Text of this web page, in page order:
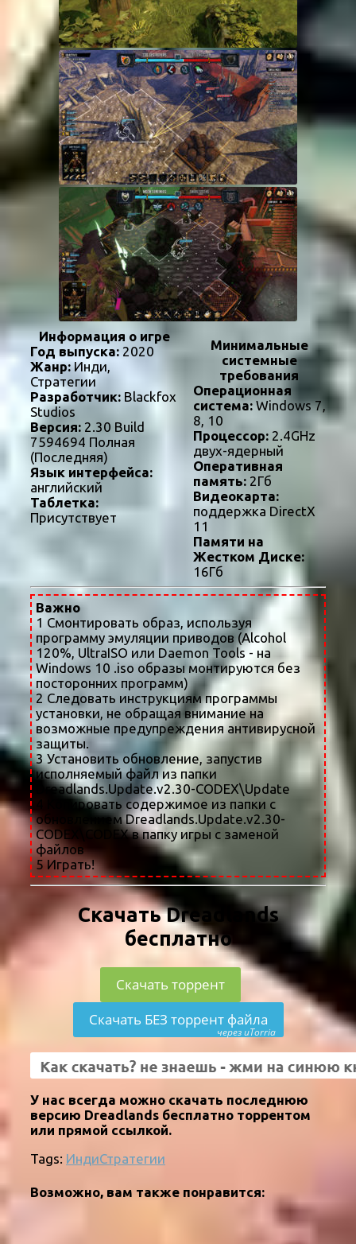
Информация о игре
Год выпуска: 2020
Жанр:Инди,
Стратегии
Разработчик: Blackfox
Studios
Версия: 2.30 Build
7594694 Полная
(Последняя)
Язык интерфейса:
английский
Таблетка:
Присутствует
Минимальные
системные
требования
Операционная
система:Windows 7,
8, 10
Процессор:2.4GHz
двух-ядерный
Оперативная
память:2Гб
Видеокарта:
поддержка DirectX
11
Памяти на
Жестком Диске:
16Гб
Важно
1 Смонтировать образ, используя
программу эмуляции приводов (Alcohol
120%, UltraISO или Daemon Tools - на
Windows 10 .iso образы монтируются без
посторонних программ)
2 Следовать инструкциям программы
установки, не обращая внимание на
возможные предупреждения антивирусной
защиты.
3 Установить обновление, запустив
исполняемый файл из папки
Dreadlands.Update.v2.30-CODEX\Update
4 Копировать содержимое из папки с
обновлением Dreadlands.Update.v2.30-
CODEX\CODEX в папку игры с заменой
файлов
5 Играть!
Скачать Dreadlands
бесплатно
Скачать торрент
Скачать БЕЗ торрент файла
через uTorria
У нас всегда можно скачать последнюю
версию Dreadlands бесплатно торрентом
или прямой ссылкой.
Tags: ИндиСтратегии
Возможно, вам также понравится: